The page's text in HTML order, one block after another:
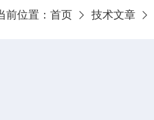
前位置： 首页 技术文章